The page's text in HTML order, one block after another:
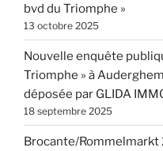
bvd du Triomphe »
13 octobre 2025
Nouvelle enquête
Triomphe » à
déposée par GLIDA
18 septembre 2025
Brocante/Rommelmarkt